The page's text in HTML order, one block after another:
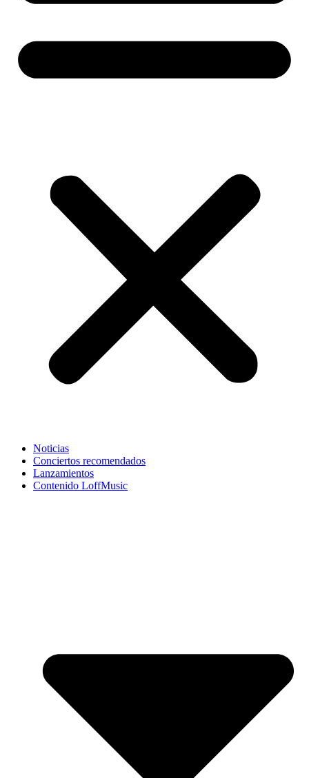
Noticias
Conciertos recomendados
Lanzamientos
Contenido LoffMusic